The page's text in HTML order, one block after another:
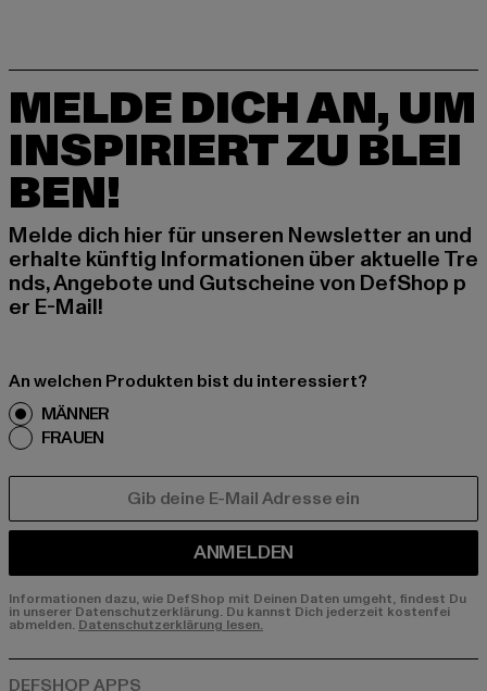
MELDE DICH AN, UM
INSPIRIERT ZU BLEI
BEN!
Melde dich hier für unseren Newsletter an und
erhalte künftig Informationen über aktuelle Tre
nds, Angebote und Gutscheine von DefShop p
er E-Mail!
An welchen Produkten bist du interessiert?
MÄNNER
FRAUEN
ANMELDEN
Informationen dazu, wie DefShop mit Deinen Daten umgeht, findest Du
in unserer Datenschutzerklärung. Du kannst Dich jederzeit kostenfei
abmelden. Datenschutzerklärung lesen.